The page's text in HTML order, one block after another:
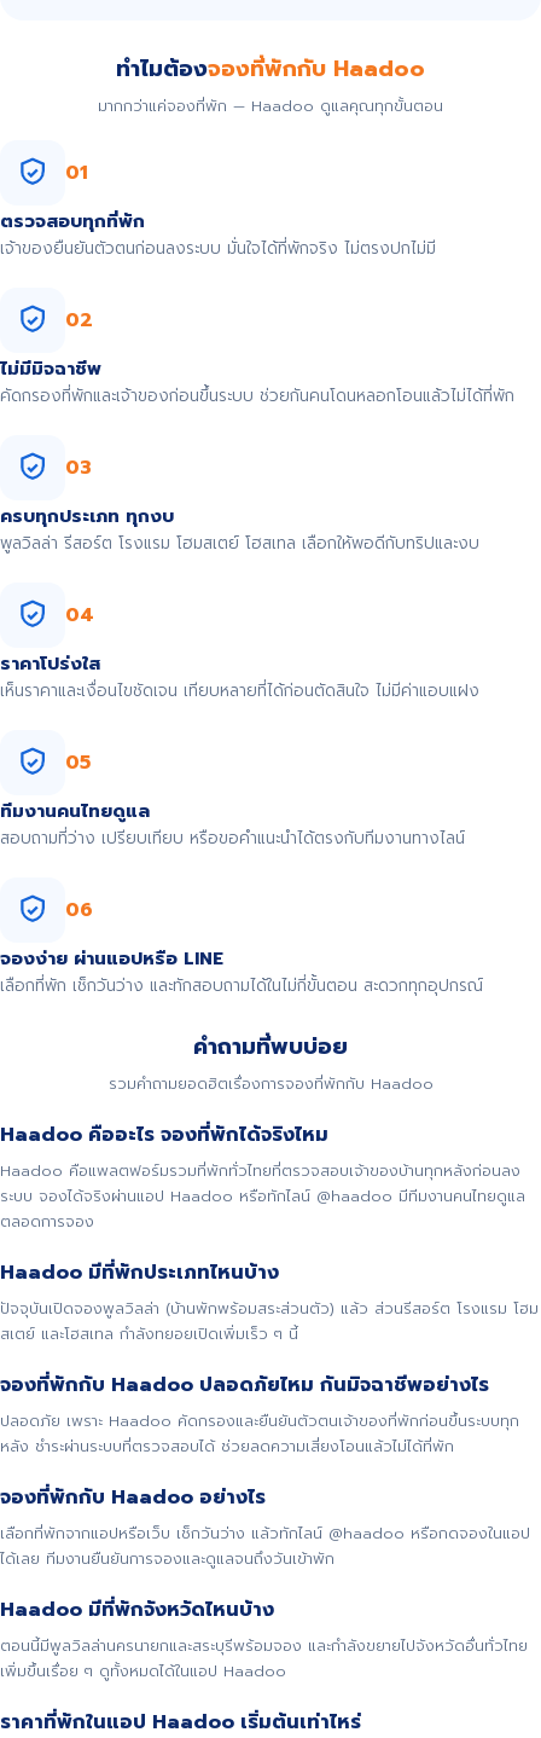
ทำไมต้องจองที่พักกับ Haadoo
มากกว่าแค่จองที่พัก — Haadoo ดูแลคุณทุกขั้นตอน
01
ตรวจสอบทุกที่พัก
เจ้าของยืนยันตัวตนก่อนลงระบบ มั่นใจได้ที่พักจริง ไม่ตรงปกไม่มี
02
ไม่มีมิจฉาชีพ
คัดกรองที่พักและเจ้าของก่อนขึ้นระบบ ช่วยกันคนโดนหลอกโอนแล้วไม่ได้ที่พัก
03
ครบทุกประเภท ทุกงบ
พูลวิลล่า รีสอร์ต โรงแรม โฮมสเตย์ โฮสเทล เลือกให้พอดีกับทริปและงบ
04
ราคาโปร่งใส
เห็นราคาและเงื่อนไขชัดเจน เทียบหลายที่ได้ก่อนตัดสินใจ ไม่มีค่าแอบแฝง
05
ทีมงานคนไทยดูแล
สอบถามที่ว่าง เปรียบเทียบ หรือขอคำแนะนำได้ตรงกับทีมงานทางไลน์
06
จองง่าย ผ่านแอปหรือ LINE
เลือกที่พัก เช็กวันว่าง และทักสอบถามได้ในไม่กี่ขั้นตอน สะดวกทุกอุปกรณ์
คำถามที่พบบ่อย
รวมคำถามยอดฮิตเรื่องการจองที่พักกับ Haadoo
Haadoo คืออะไร จองที่พักได้จริงไหม
Haadoo คือแพลตฟอร์มรวมที่พักทั่วไทยที่ตรวจสอบเจ้าของบ้านทุกหลังก่อนลง
ระบบ จองได้จริงผ่านแอป Haadoo หรือทักไลน์ @haadoo มีทีมงานคนไทยดูแล
ตลอดการจอง
Haadoo มีที่พักประเภทไหนบ้าง
ปัจจุบันเปิดจองพูลวิลล่า (บ้านพักพร้อมสระส่วนตัว) แล้ว ส่วนรีสอร์ต โรงแรม โฮม
สเตย์ และโฮสเทล กำลังทยอยเปิดเพิ่มเร็ว ๆ นี้
จองที่พักกับ Haadoo ปลอดภัยไหม กันมิจฉาชีพอย่างไร
ปลอดภัย เพราะ Haadoo คัดกรองและยืนยันตัวตนเจ้าของที่พักก่อนขึ้นระบบทุก
หลัง ชำระผ่านระบบที่ตรวจสอบได้ ช่วยลดความเสี่ยงโอนแล้วไม่ได้ที่พัก
จองที่พักกับ Haadoo อย่างไร
เลือกที่พักจากแอปหรือเว็บ เช็กวันว่าง แล้วทักไลน์ @haadoo หรือกดจองในแอป
ได้เลย ทีมงานยืนยันการจองและดูแลจนถึงวันเข้าพัก
Haadoo มีที่พักจังหวัดไหนบ้าง
ตอนนี้มีพูลวิลล่านครนายกและสระบุรีพร้อมจอง และกำลังขยายไปจังหวัดอื่นทั่วไทย
เพิ่มขึ้นเรื่อย ๆ ดูทั้งหมดได้ในแอป Haadoo
ราคาที่พักในแอป Haadoo เริ่มต้นเท่าไหร่